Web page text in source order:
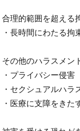
合理的範囲を超える
・長時間にわたる拘
その他のハラスメン
・プライバシー侵害
・セクシュアルハラ
・医療に支障をきた